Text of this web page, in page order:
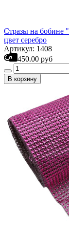
Стразы на бобине
цвет серебро
Артикул: 1408
450.00 руб
В корзину